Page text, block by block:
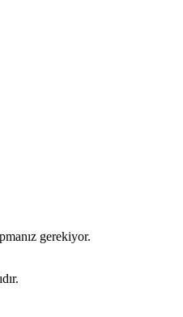
gerekiyor.